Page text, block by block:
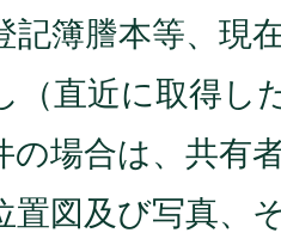
記簿謄本等、現
（直近に取得し
の場合は、共有
置図及び写真、